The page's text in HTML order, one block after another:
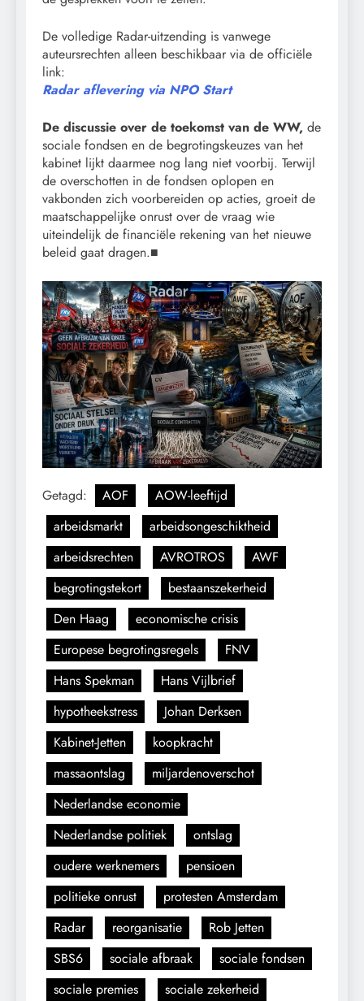
De volledige Radar-uitzending is vanwege
auteursrechten alleen beschikbaar via de officiële
link:
Radar aflevering via NPO Start
De discussie over de toekomst van de WW, de
sociale fondsen en de begrotingskeuzes van het
kabinet lijkt daarmee nog lang niet voorbij. Terwijl
de overschotten in de fondsen oplopen en
vakbonden zich voorbereiden op acties, groeit de
maatschappelijke onrust over de vraag wie
uiteindelijk de financiële rekening van het nieuwe
beleid gaat dragen.■
Getagd: AOF
AOW-leeftijd
arbeidsmarkt
arbeidsongeschiktheid
arbeidsrechten
AVROTROS
AWF
begrotingstekort
bestaanszekerheid
Den Haag
economische crisis
Europese begrotingsregels
FNV
Hans Spekman
Hans Vijlbrief
hypotheekstress
Johan Derksen
Kabinet-Jetten
koopkracht
massaontslag
miljardenoverschot
Nederlandse economie
Nederlandse politiek
ontslag
oudere werknemers
pensioen
politieke onrust
protesten Amsterdam
Radar
reorganisatie
Rob Jetten
SBS6
sociale afbraak
sociale fondsen
sociale premies
sociale zekerheid